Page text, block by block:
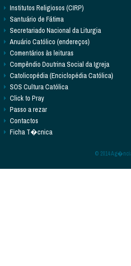
Institutos Religiosos (CIRP)
Santuário de Fátima
Secretariado Nacional da Liturgia
Anuário Católico (endereços)
Comentários às leituras
Compêndio Doutrina Social da Igreja
Catolicopédia (Enciclopédia Católica)
SOS Cultura Católica
Click to Pray
Passo a rezar
Contactos
Ficha T�cnica
© 2014